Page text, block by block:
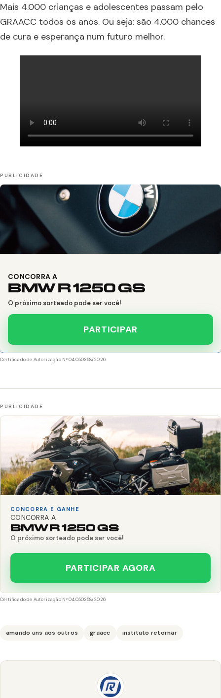
Mais 4.000 crianças e adolescentes passam pelo
GRAACC todos os anos. Ou seja: são 4.000 chances
de cura e esperança num futuro melhor.
CONCORRA A
BMW R 1250 GS
O próximo sorteado pode ser você!
PARTICIPAR
Certificado de Autorização Nº 04.050358/2026
CONCORRA E GANHE
CONCORRA A
BMW R 1250 GS
O próximo sorteado pode ser você!
PARTICIPAR AGORA
Certificado de Autorização Nº 04.050358/2026
amando uns aos outros graacc instituto retornar